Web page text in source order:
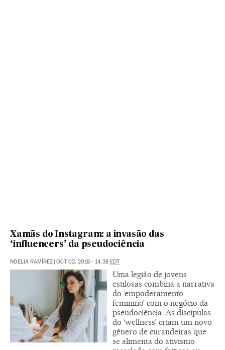
Xamãs do Instagram: a invasão das
‘influencers’ da pseudociência
NOELIA RAMÍREZ | OCT 02, 2018 - 14:38 EDT
Uma legião de jovens
estilosas combina a narrativa
do ‘empoderamento
feminino’ com o negócio da
pseudociência. As discípulas
do ‘wellness’ criam um novo
gênero de curandeiras que
se alimenta do ativismo